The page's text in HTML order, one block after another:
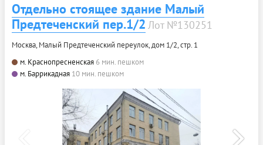
Отдельно стоящее здание Малый
Предтеченский пер.1/2 Лот №130251
Москва, Малый Предтеченский переулок, дом 1/2, стр. 1
м. Краснопресненская 6 мин. пешком
м. Баррикадная 10 мин. пешком